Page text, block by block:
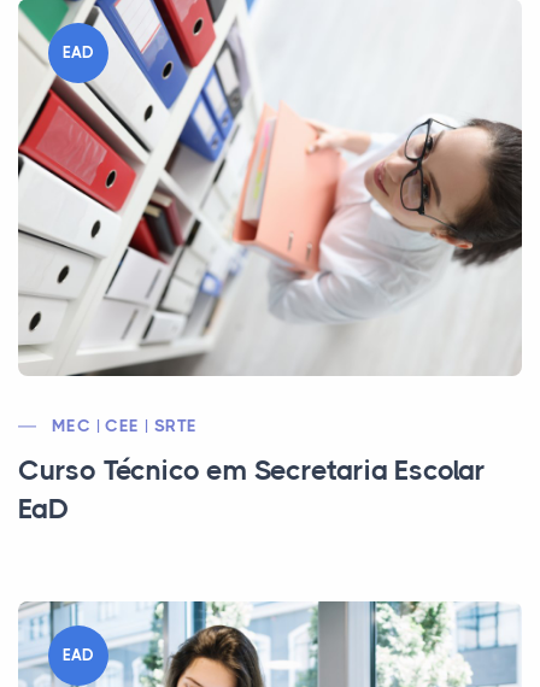
EAD
MEC | CEE | SRTE
Curso Técnico em Secretaria Escolar
EaD
EAD